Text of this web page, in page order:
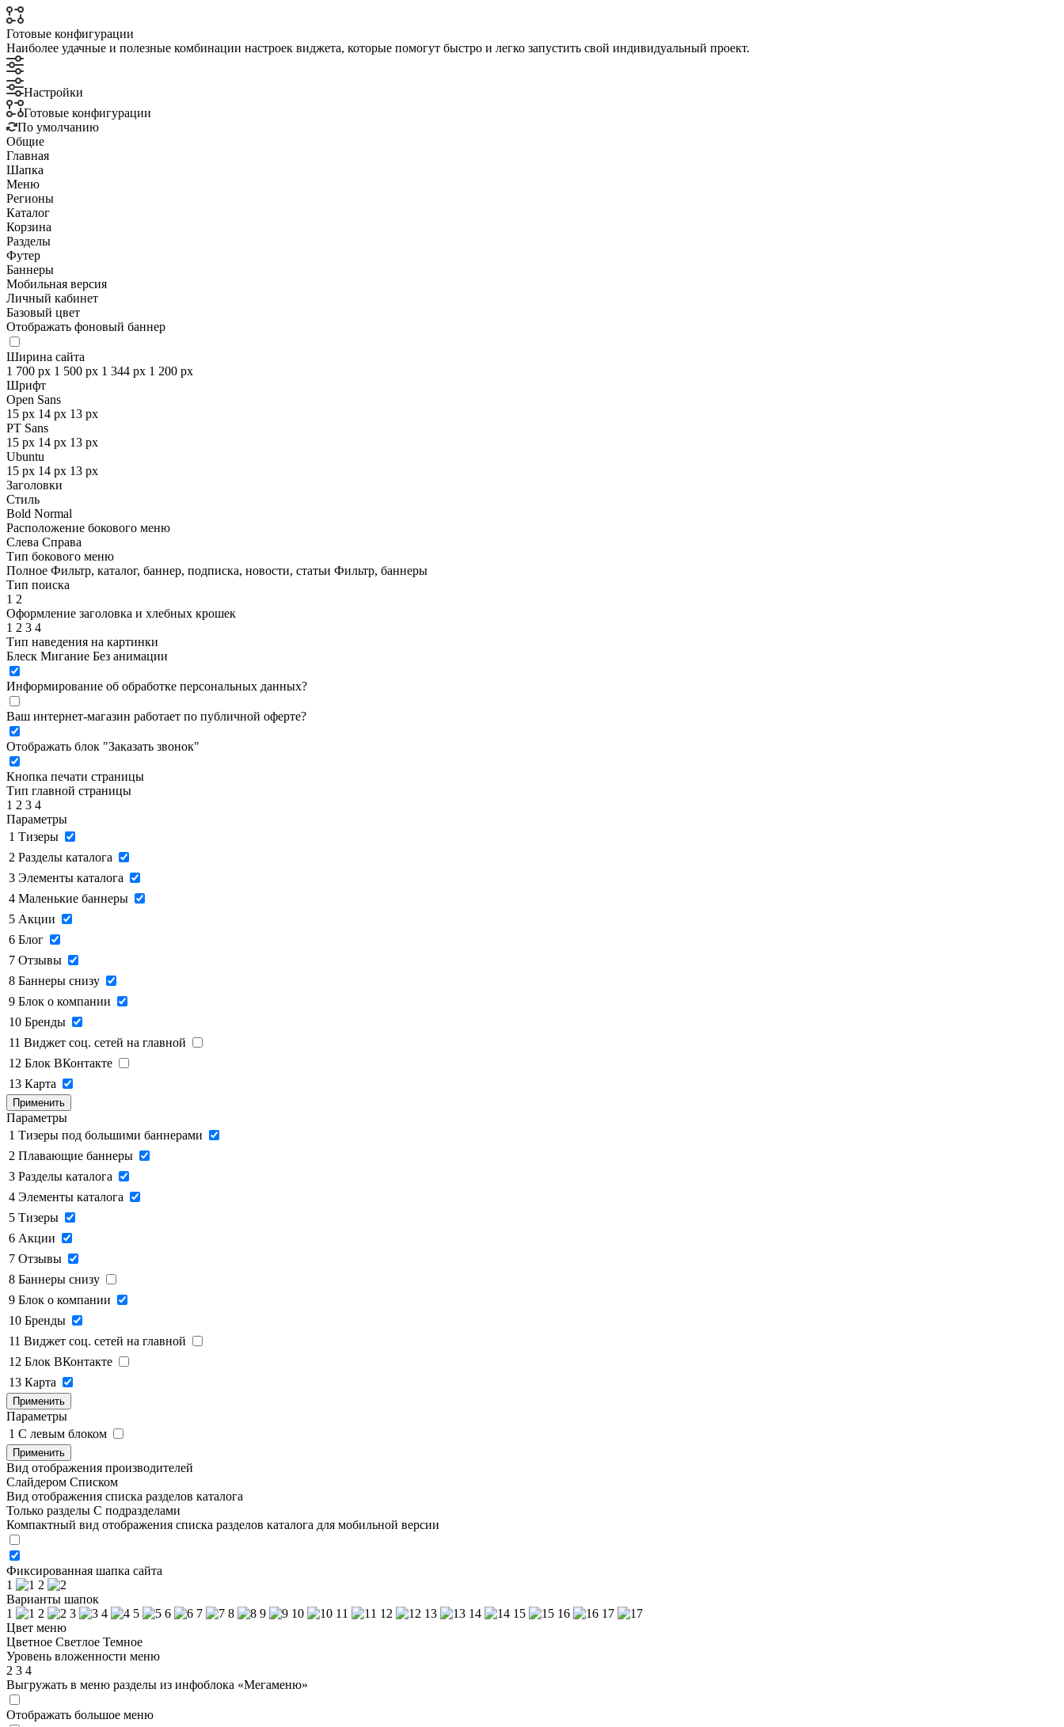
Готовые конфигурации
Наиболее удачные и полезные комбинации настроек виджета, которые помогут быстро и легко запустить свой индивидуальный проект.
Настройки
Готовые конфигурации
По умолчанию
Общие
Главная
Шапка
Меню
Регионы
Каталог
Корзина
Разделы
Футер
Баннеры
Мобильная версия
Личный кабинет
Базовый цвет
Отображать фоновый баннер
Ширина сайта
1 700 px 1 500 px 1 344 px 1 200 px
Шрифт
Open Sans
15 px 14 px 13 px
PT Sans
15 px 14 px 13 px
Ubuntu
15 px 14 px 13 px
Заголовки
Стиль
Bold Normal
Расположение бокового меню
Слева Справа
Тип бокового меню
Полное Фильтр, каталог, баннер, подписка, новости, статьи Фильтр, баннеры
Тип поиска
1 2
Оформление заголовка и хлебных крошек
1 2 3 4
Тип наведения на картинки
Блеск Мигание Без анимации
Информирование об обработке персональных данных?
Ваш интернет-магазин работает по публичной оферте?
Отображать блок "Заказать звонок"
Кнопка печати страницы
Тип главной страницы
1 2 3 4
Параметры
1 Тизеры
2 Разделы каталога
3 Элементы каталога
4 Маленькие баннеры
5 Акции
6 Блог
7 Отзывы
8 Баннеры снизу
9 Блок о компании
10 Бренды
11 Виджет соц. сетей на главной
12 Блок ВКонтакте
13 Карта
Применить
Параметры
1 Тизеры под большими баннерами
2 Плавающие баннеры
3 Разделы каталога
4 Элементы каталога
5 Тизеры
6 Акции
7 Отзывы
8 Баннеры снизу
9 Блок о компании
10 Бренды
11 Виджет соц. сетей на главной
12 Блок ВКонтакте
13 Карта
Применить
Параметры
1 C левым блоком
Применить
Вид отображения производителей
Слайдером Списком
Вид отображения списка разделов каталога
Только разделы С подразделами
Компактный вид отображения списка разделов каталога для мобильной версии
Фиксированная шапка сайта
1
2
Варианты шапок
1
2 3 4 5 6 7 8 9 10 11 12 13 14 15 16
17
Цвет меню
Цветное Светлое Темное
Уровень вложенности меню
2 3 4
Выгружать в меню разделы из инфоблока «Мегаменю»
Отображать большое меню